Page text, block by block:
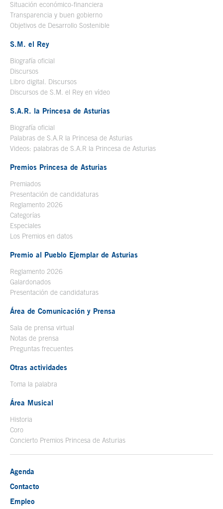
Situación económico-financiera
Transparencia y buen gobierno
Objetivos de Desarrollo Sostenible
S.M. el Rey
Biografía oficial
Discursos
Libro digital. Discursos
Discursos de S.M. el Rey en vídeo
S.A.R. la Princesa de Asturias
Biografía oficial
Palabras de S.A.R la Princesa de Asturias
Videos: palabras de S.A.R la Princesa de Asturias
Premios Princesa de Asturias
Premiados
Presentación de candidaturas
Reglamento 2026
Categorías
Especiales
Los Premios en datos
Premio al Pueblo Ejemplar de Asturias
Reglamento 2026
Galardonados
Presentación de candidaturas
Área de Comunicación y Prensa
Sala de prensa virtual
Notas de prensa
Preguntas frecuentes
Otras actividades
Toma la palabra
Área Musical
Historia
Coro
Concierto Premios Princesa de Asturias
Agenda
Contacto
Empleo